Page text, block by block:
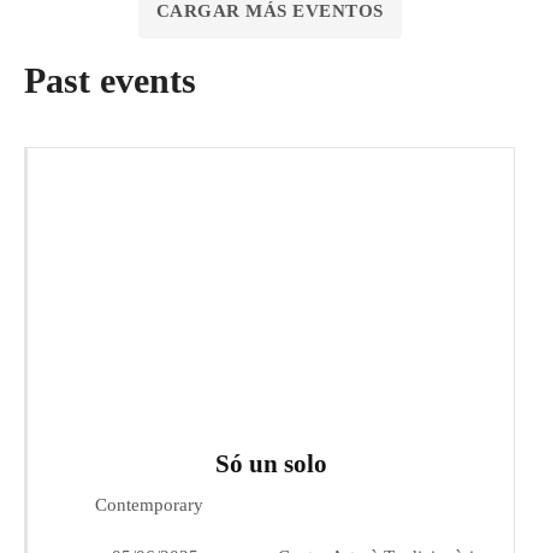
CARGAR MÁS EVENTOS
Past events
Só un solo
Contemporary